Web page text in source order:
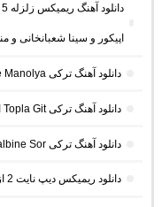
اپیکور و سینا شعبانخانی و
دانلود آهنگ ترکی Ah Be Manolya از بوراک بولوت
دانلود آهنگ ترکی Topla Git از کورتولوش کوش
دانلود آهنگ ترکی Kalbine Sor از Bahadır Macit و Tunahan Sakar
دانلود ریمیکس دیپ نایت 2 از احسان رمزی (ریمیکس طولانی غمگین)